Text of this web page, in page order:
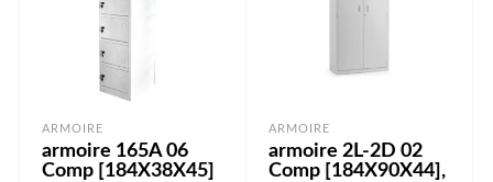
ARMOIRE
armoire 165A 06
Comp [184X38X45]
ARMOIRE
armoire 2L-2D 02
Comp [184X90X44],